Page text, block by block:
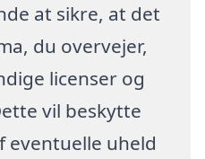
at sikre, at det
du overvejer,
licenser og
vil beskytte
eventuelle uheld